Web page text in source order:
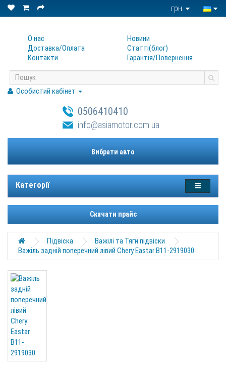
грн.
О нас
Доставка/Оплата
Контакти
Новини
Статтi(блог)
Гарантiя/Повернення
Особистий кабінет
0506410410
info@asiamotor.com.ua
Вибрати авто
Категорії
Скачати прайс
Підвіска
Важілі та Тяги підвіски
Важіль задній поперечний лівий Chery Eastar B11-2919030